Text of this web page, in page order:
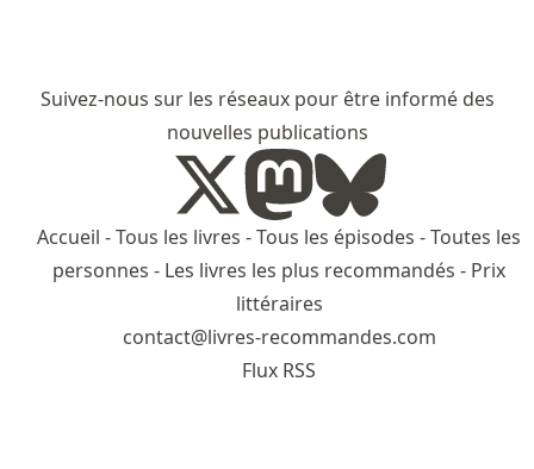
Suivez-nous sur les réseaux pour être informé des
nouvelles publications
Accueil -Tous les livres -Tous les épisodes -Toutes les
personnes - Les livres les plus recommandés - Prix
littéraires
contact@livres-recommandes.com
Flux RSS